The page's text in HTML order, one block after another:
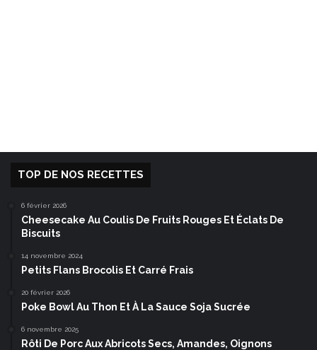
TOP DE NOS RECETTES
6 février 2026
Cheesecake Au Coulis De Fruits Rouges Et Éclats De
Biscuits
14 novembre 2024
Petits Flans Brocolis Et Carré Frais
20 février 2026
Poke Bowl Au Thon Et À La Sauce Soja Sucrée
6 novembre 2025
Rôti De Porc Aux Abricots Secs, Amandes, Oignons